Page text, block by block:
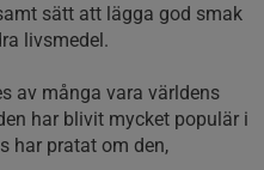
sätt att lägga god smak
livsmedel.
av många vara världens
har blivit mycket populär i
har pratat om den,